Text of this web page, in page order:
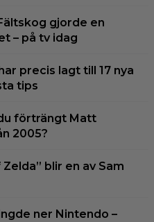
gjorde en
– på tv idag
precis lagt till 17 nya
tips
förträngt Matt
2005?
blir en av Sam
ner Nintendo –